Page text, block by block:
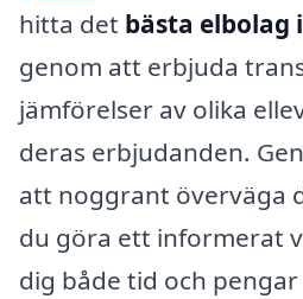
hitta det bästa elbolag
genom att erbjuda
jämförelser av olika
deras erbjudanden.
att noggrant överväga
du göra ett informerat
dig både tid och